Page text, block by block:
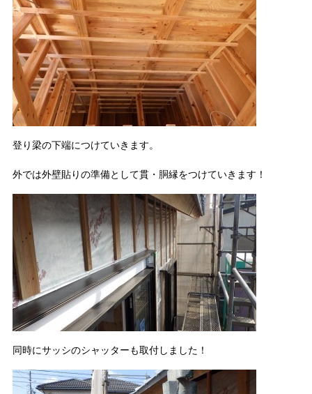
登り梁の下端につけていきます。
外では外壁貼りの準備として貫・胴縁をつけていきます！
同時にサッシのシャッターも取付しました！